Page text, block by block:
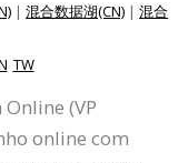
| 混合数据湖(CN) | 混合
TW
(VP
online com